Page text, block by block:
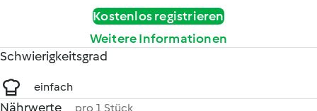
Kostenlos registrieren
Weitere Informationen
Schwierigkeitsgrad
einfach
Nährwerte pro 1 Stück